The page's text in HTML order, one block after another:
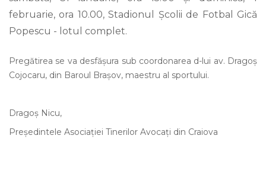
februarie, ora 10.00, Stadionul Şcolii de Fotbal Gică
Popescu - lotul complet.
Pregătirea se va desfăşura sub coordonarea d-lui av. Dragoş
Cojocaru, din Baroul Braşov, maestru al sportului.
Dragoş Nicu,
Preşedintele Asociaţiei Tinerilor Avocaţi din Craiova